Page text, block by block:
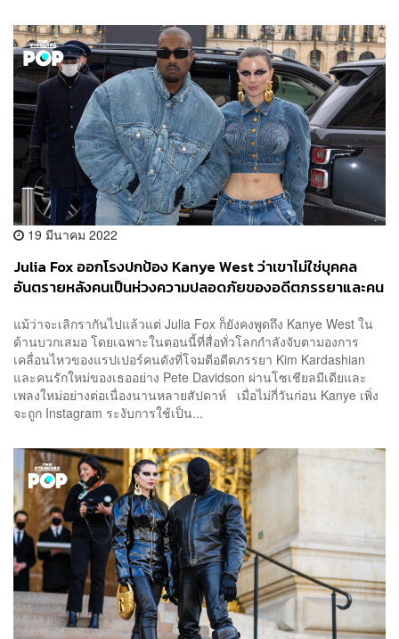
19 มีนาคม 2022
Julia Fox ออกโรงปกป้อง Kanye West ว่าเขาไม่ใช่บุคคล
อันตรายหลังคนเป็นห่วงความปลอดภัยของอดีตภรรยาและคน
แม้ว่าจะเลิกรากันไปแล้วแต่ Julia Fox ก็ยังคงพูดถึง Kanye West ใน
ด้านบวกเสมอ โดยเฉพาะในตอนนี้ที่สื่อทั่วโลกกำลังจับตามองการ
เคลื่อนไหวของแรปเปอร์คนดังที่โจมตีอดีตภรรยา Kim Kardashian
และคนรักใหม่ของเธออย่าง Pete Davidson ผ่านโซเชียลมีเดียและ
เพลงใหม่อย่างต่อเนื่องนานหลายสัปดาห์ เมื่อไม่กี่วันก่อน Kanye เพิ่ง
จะถูก Instagram ระงับการใช้เป็น...